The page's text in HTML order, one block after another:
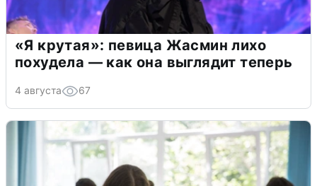
«Я крутая»: певица Жасмин лихо
похудела — как она выглядит теперь
4 августа 67